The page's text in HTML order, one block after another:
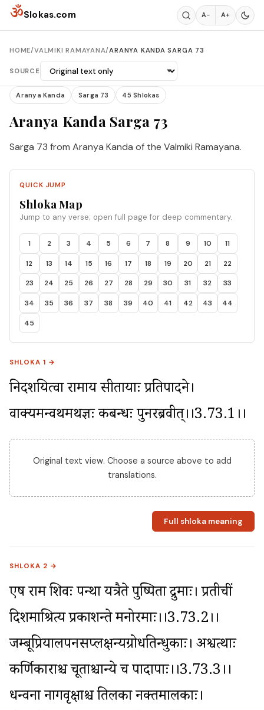
Skip to content
ॐSlokas.com A− A+
HOME/VALMIKI RAMAYANA/ARANYA KANDA SARGA 73
SOURCE
Aranya Kanda Sarga 73 45 Shlokas
Aranya Kanda Sarga 73
Sarga 73 from Aranya Kanda of the Valmiki Ramayana.
QUICK JUMP
Shloka Map
Jump to any verse; open full page for deep commentary.
1 2 3 4 5 6 7 8 9 10 11
12 13 14 15 16 17 18 19 20 21 22
23 24 25 26 27 28 29 30 31 32 33
34 35 36 37 38 39 40 41 42 43 44
45
SHLOKA 1 →
निदर्शयित्वा रामाय सीतायाः प्रतिपादने।
वाक्यमन्वर्थमर्थज्ञः कबन्धः पुनरब्रवीत्।।3.73.1।।
Original text view. Choose a source above to add
translations.
Full shloka meaning
SHLOKA 2 →
एष राम शिवः पन्था यत्रैते पुष्पिता द्रुमाः। प्रतीचीं
दिशमाश्रित्य प्रकाशन्ते मनोरमाः।।3.73.2।।
जम्बूप्रियालपनसप्लक्षन्यग्रोधतिन्धुकाः। अश्वत्थाः
कर्णिकाराश्च चूताश्चान्ये च पादापाः।।3.73.3।।
धन्वना नागवृक्षाश्च तिलका नक्तमालकाः।